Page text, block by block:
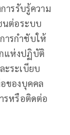
ารรับรู้ความ
นต่อระบบ
ารกำชับให้
แห่งปฏิบัติ
ระเบียบ
ของบุคคล
รหรือติดต่อ